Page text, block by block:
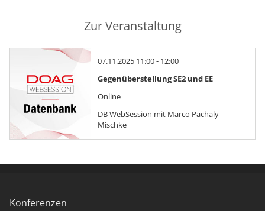
Zur Veranstaltung
07.11.2025 11:00 - 12:00
Gegenüberstellung SE2 und EE
Online
DB WebSession mit Marco Pachaly-
Mischke
Konferenzen